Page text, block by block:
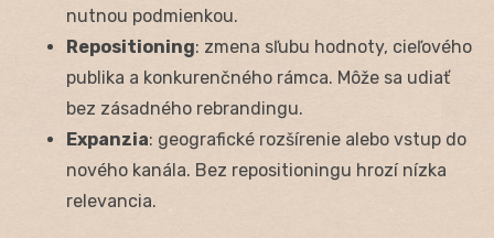
nutnou podmienkou.
Repositioning: zmena sľubu hodnoty, cieľového
publika a konkurenčného rámca. Môže sa udiať
bez zásadného rebrandingu.
Expanzia: geografické rozšírenie alebo vstup do
nového kanála. Bez repositioningu hrozí nízka
relevancia.